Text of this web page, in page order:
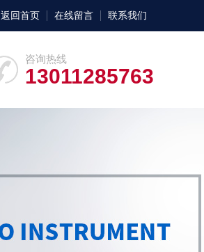
返回首页 在线留言 联系我们
咨询热线
13011285763